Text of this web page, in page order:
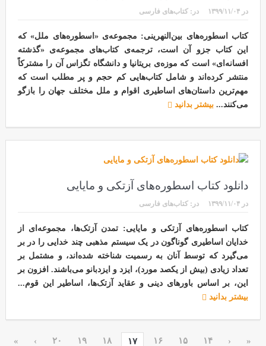
در ۱۳۹۹/۱۱/۰۴ در: کتاب‌های فارسی
کتاب اسطوره‌های بین‌النهرینی: مجموعه‌ی «اسطوره‌های ملل» که
این کتاب جزو آن است، ترجمه‌ی کتاب‌های مجموعه‌ی «گذشته
افسانه‌ای» است که موزه‌ی بریتانیا و دانشگاه تگزاس آن را مشترکاً
منتشر کرده‌اند و شامل کتاب‌هایی کم حجم و پر مطلب است که
مهم‌ترین داستان‌های اساطیری اقوام و ملل مختلف جهان را بازگو
می‌کنند... بیشتر بدانید
دانلود کتاب اسطوره‌های آزتکی و مایایی
در ۱۳۹۹/۱۱/۰۴ در: کتاب‌های فارسی
کتاب اسطوره‌های آزتکی و مایایی: تمدن آزتک‌ها، مجموعه‌ای از
خدایان اساطیری گوناگون در یک سیستم مذهبی چند خدایی را در بر
می‌گیرد که توسط آنان به رسمیت شناخته شده‌اند، و مشتمل بر
تعداد زیادی (بیش از یکصد مورد)، ایزد و ایزدبانو می‌باشند. افزون بر
این، بر اساس باورهای دینی و عقاید آزتک‌ها، اساطیر این قوم...
بیشتر بدانید
«
‹ ۱۴ ۱۵ ۱۶ ۱۷ ۱۸ ۱۹ ۲۰ ›
»